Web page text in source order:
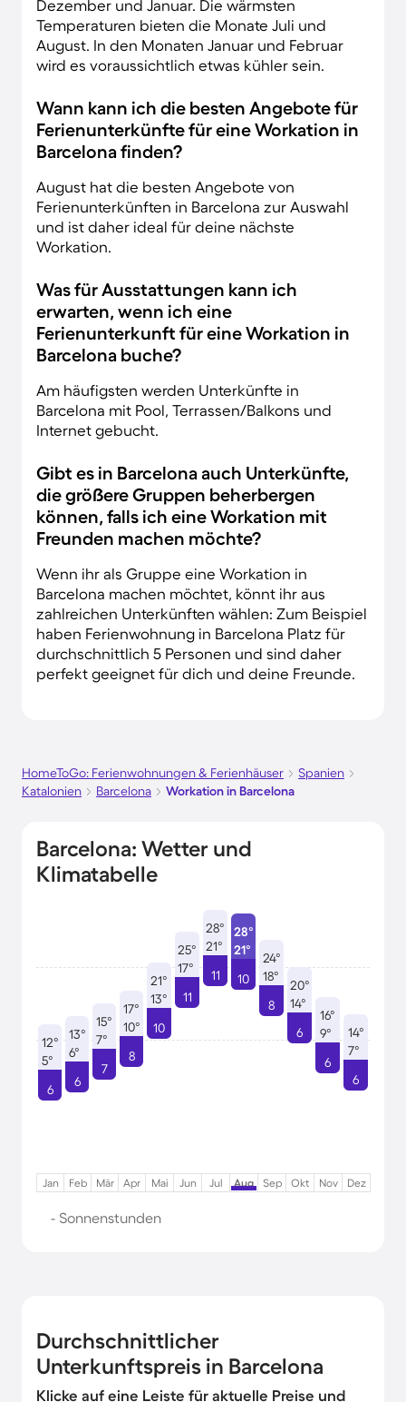
Dezember und Januar. Die wärmsten
Temperaturen bieten die Monate Juli und
August. In den Monaten Januar und Februar
wird es voraussichtlich etwas kühler sein.
Wann kann ich die besten Angebote für
Ferienunterkünfte für eine Workation in
Barcelona finden?
August hat die besten Angebote von
Ferienunterkünften in Barcelona zur Auswahl
und ist daher ideal für deine nächste
Workation.
Was für Ausstattungen kann ich
erwarten, wenn ich eine
Ferienunterkunft für eine Workation in
Barcelona buche?
Am häufigsten werden Unterkünfte in
Barcelona mit Pool, Terrassen/Balkons und
Internet gebucht.
Gibt es in Barcelona auch Unterkünfte,
die größere Gruppen beherbergen
können, falls ich eine Workation mit
Freunden machen möchte?
Wenn ihr als Gruppe eine Workation in
Barcelona machen möchtet, könnt ihr aus
zahlreichen Unterkünften wählen: Zum Beispiel
haben Ferienwohnung in Barcelona Platz für
durchschnittlich 5 Personen und sind daher
perfekt geeignet für dich und deine Freunde.
HomeToGo: Ferienwohnungen & Ferienhäuser
Spanien
Katalonien
Barcelona Workation in Barcelona
Barcelona: Wetter und
Klimatabelle
12°
5°
6
13°
6°
6
15°
7°
7
17°
10°
8
21°
13°
10
25°
17°
11
28°
21°
11
28°
21°
10
24°
18°
8
20°
14°
6
16°
9°
6
14°
7°
6
Jan Feb Mär Apr Mai Jun Jul Aug Sep Okt Nov Dez
- Sonnenstunden
Durchschnittlicher
Unterkunftspreis in Barcelona
Klicke auf eine Leiste für aktuelle Preise und